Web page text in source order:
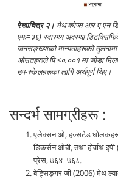
रेखाचित्र २। मेथ कोप्स आर ए एन डि
एफ=३६) स्वास्थ्य अवस्था
जनसङ्ख्याको मान्यताहरूको
औसतहरूलेपि<०.००१ मा जोडा
उप-स्केलहरूका लागि अर्थपूर्ण थिए।
सन्दर्भ सामग्रीहरू :
एलेक्सन ओ, हज्सटेड
डिकर्सन ओबी, तथा होर्वाथ
प्रेस, ७६४–७६८.
बेट्सिङ्गर जी (2006) मेथ